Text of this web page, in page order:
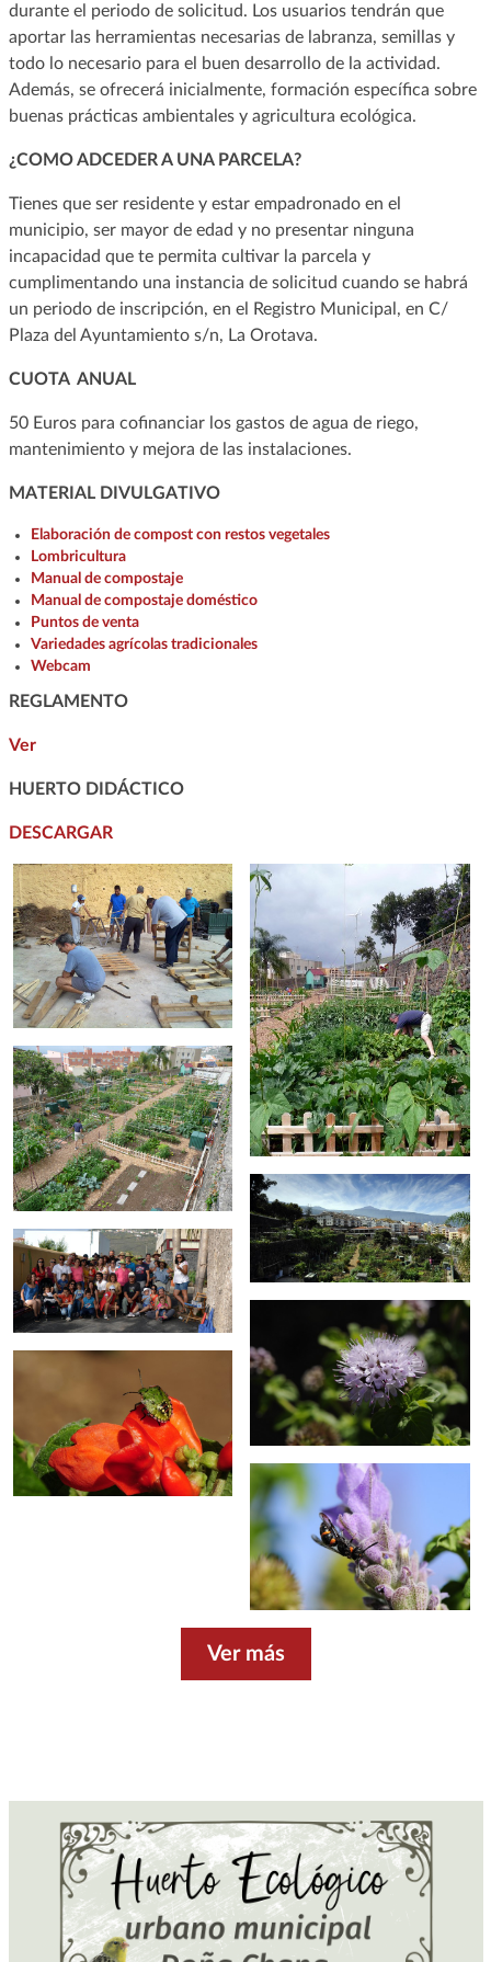
durante el periodo de solicitud. Los usuarios tendrán que
aportar las herramientas necesarias de labranza, semillas y
todo lo necesario para el buen desarrollo de la actividad.
Además, se ofrecerá inicialmente, formación específica sobre
buenas prácticas ambientales y agricultura ecológica.
¿COMO ADCEDER A UNA PARCELA?
Tienes que ser residente y estar empadronado en el
municipio, ser mayor de edad y no presentar ninguna
incapacidad que te permita cultivar la parcela y
cumplimentando una instancia de solicitud cuando se habrá
un periodo de inscripción, en el Registro Municipal, en C/
Plaza del Ayuntamiento s/n, La Orotava.
CUOTA ANUAL
50 Euros para cofinanciar los gastos de agua de riego,
mantenimiento y mejora de las instalaciones.
MATERIAL DIVULGATIVO
Elaboración de compost con restos vegetales
Lombricultura
Manual de compostaje
Manual de compostaje doméstico
Puntos de venta
Variedades agrícolas tradicionales
Webcam
REGLAMENTO
Ver
HUERTO DIDÁCTICO
DESCARGAR
Ver más